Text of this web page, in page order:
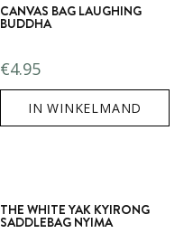
CANVAS BAG LAUGHING
BUDDHA
€4.95
IN WINKELMAND
THE WHITE YAK KYIRONG
SADDLEBAG NYIMA